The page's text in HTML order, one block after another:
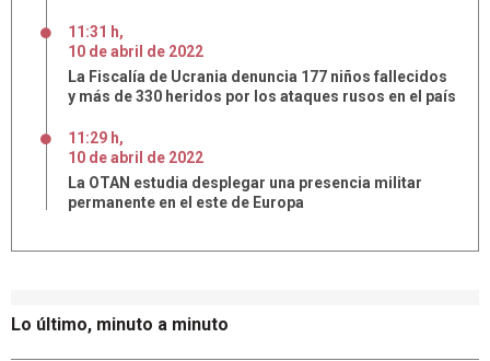
Lo último, minuto a minuto
11:31 h,
10 deabril de 2022
La Fiscalía de Ucrania denuncia 177 niños fallecidos
y más de 330 heridos por los ataques rusos en el país
11:29 h,
10 deabril de 2022
La OTAN estudia desplegar una presencia militar
permanente en el este de Europa